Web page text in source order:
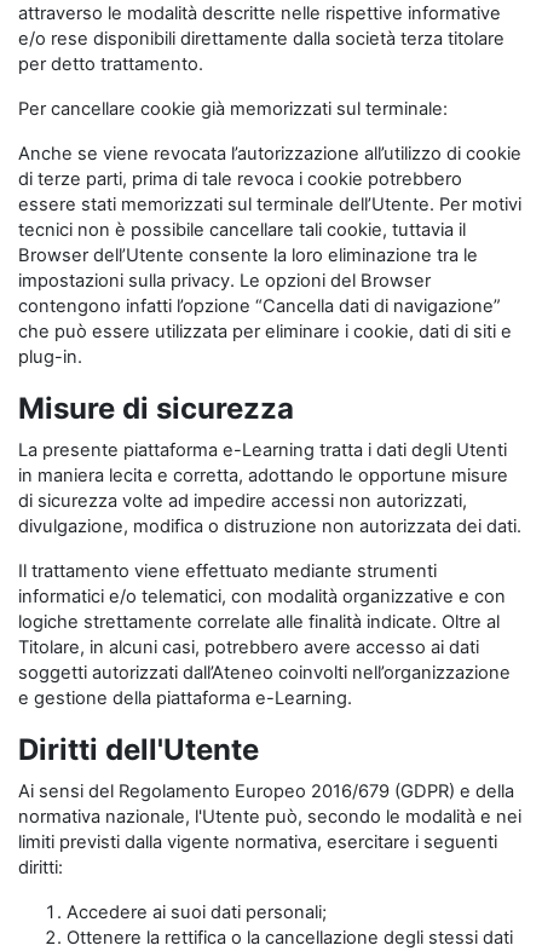
attraverso le modalità descritte nelle rispettive informative
e/o rese disponibili direttamente dalla società terza titolare
per detto trattamento.
Per cancellare cookie già memorizzati sul terminale:
Anche se viene revocata l’autorizzazione all’utilizzo di cookie
di terze parti, prima di tale revoca i cookie potrebbero
essere stati memorizzati sul terminale dell’Utente. Per motivi
tecnici non è possibile cancellare tali cookie, tuttavia il
Browser dell’Utente consente la loro eliminazione tra le
impostazioni sulla privacy. Le opzioni del Browser
contengono infatti l’opzione “Cancella dati di navigazione”
che può essere utilizzata per eliminare i cookie, dati di siti e
plug-in.
Misure di sicurezza
La presente piattaforma e-Learning tratta i dati degli Utenti
in maniera lecita e corretta, adottando le opportune misure
di sicurezza volte ad impedire accessi non autorizzati,
divulgazione, modifica o distruzione non autorizzata dei dati.
Il trattamento viene effettuato mediante strumenti
informatici e/o telematici, con modalità organizzative e con
logiche strettamente correlate alle finalità indicate. Oltre al
Titolare, in alcuni casi, potrebbero avere accesso ai dati
soggetti autorizzati dall’Ateneo coinvolti nell’organizzazione
e gestione della piattaforma e-Learning.
Diritti dell'Utente
Ai sensi del Regolamento Europeo 2016/679 (GDPR) e della
normativa nazionale, l'Utente può, secondo le modalità e nei
limiti previsti dalla vigente normativa, esercitare i seguenti
diritti:
Accedere ai suoi dati personali;
Ottenere la rettifica o la cancellazione degli stessi dati